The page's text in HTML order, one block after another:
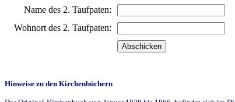
Name des 2. Taufpaten:
Wohnort des 2. Taufpaten:
Hinweise zu den Kirchenbüchern